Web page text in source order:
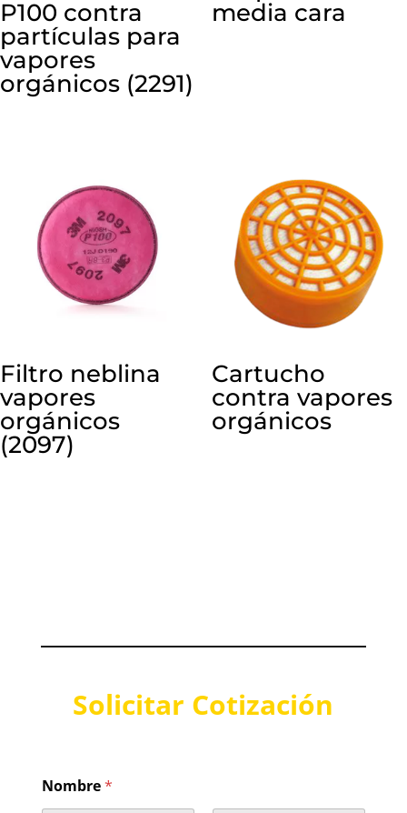
P100 contra
partículas para
vapores
orgánicos (2291)
media cara
Filtro neblina
vapores
orgánicos
(2097)
Cartucho
contra vapores
orgánicos
Solicitar Cotización
Nombre*